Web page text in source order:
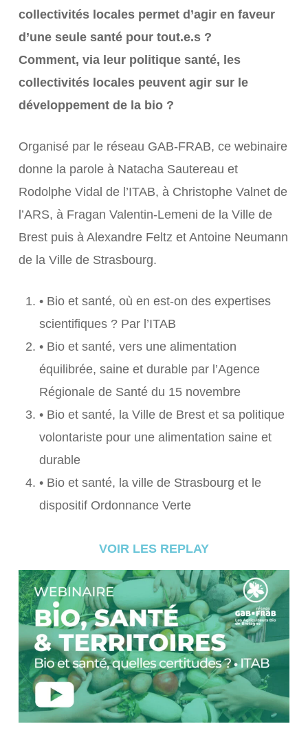
collectivités locales permet d’agir en faveur
d’une seule santé pour tout.e.s ?
Comment, via leur politique santé, les
collectivités locales peuvent agir sur le
développement de la bio ?
Organisé par le réseau GAB-FRAB, ce webinaire
donne la parole à Natacha Sautereau et
Rodolphe Vidal de l’ITAB, à Christophe Valnet de
l’ARS, à Fragan Valentin-Lemeni de la Ville de
Brest puis à Alexandre Feltz et Antoine Neumann
de la Ville de Strasbourg.
• Bio et santé, où en est-on des expertises
scientifiques ? Par l’ITAB
• Bio et santé, vers une alimentation
équilibrée, saine et durable par l’Agence
Régionale de Santé du 15 novembre
• Bio et santé, la Ville de Brest et sa politique
volontariste pour une alimentation saine et
durable
• Bio et santé, la ville de Strasbourg et le
dispositif Ordonnance Verte
VOIR LES REPLAY